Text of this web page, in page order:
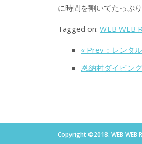
に時間を割いてたっぷ
Tagged on: WEB WEB
« Prev：レンタ
恩納村ダイビン
Copyright ©2018. WEB WEB